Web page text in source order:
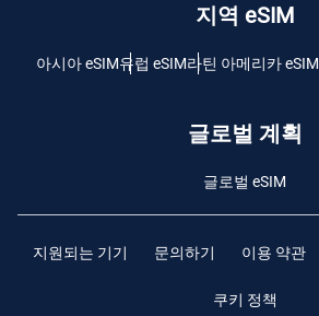
지역 eSIM
아시아 eSIM유럽 ​​eSIM라틴 아메리카 eSIM
글로벌 계획
글로벌 eSIM
지원되는 기기 문의하기 이용 약관
쿠키 정책